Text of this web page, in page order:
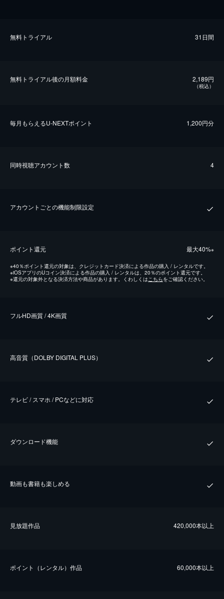
無料トライアル 31日間
無料トライアル後の⽉額料金 2,189円
（税込）
毎⽉もらえるU-NEXTポイント 1,200円分
同時視聴アカウント数 4
アカウントごとの機能制限設定
ポイント還元 最⼤40%※
※40％ポイント還元の対象は、クレジットカード決済による作品の購入 / レンタルです。
※iOSアプリのUコイン決済による作品の購入 / レンタルは、20％のポイント還元です。
※還元の対象外となる決済方法や商品があります。くわしくはこちらをご確認ください。
フルHD画質 / 4K画質
⾼⾳質（DOLBY DIGITAL PLUS）
テレビ / スマホ / PCなどに対応
ダウンロード機能
動画も書籍も楽しめる
⾒放題作品 420,000本以上
ポイント（レンタル）作品 60,000本以上